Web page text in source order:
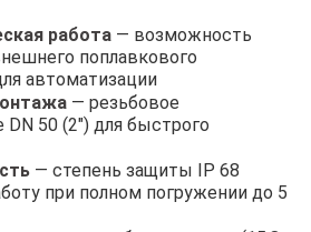
работа — возможность
поплавкового
автоматизации
— резьбовое
50 (2″) для быстрого
— степень защиты IP 68
при полном погружении до 5